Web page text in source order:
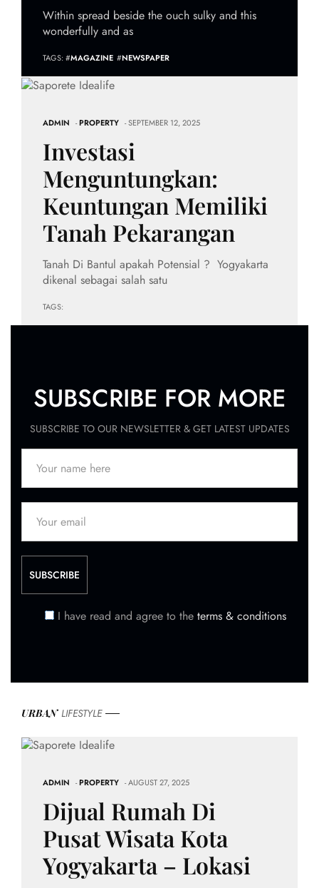
Within spread beside the ouch sulky and this
wonderfully and as
TAGS: #MAGAZINE #NEWSPAPER
ADMIN -PROPERTY - SEPTEMBER 12, 2025
Investasi
Menguntungkan:
Keuntungan Memiliki
Tanah Pekarangan
Tanah Di Bantul apakah Potensial ? Yogyakarta
dikenal sebagai salah satu
TAGS:
SUBSCRIBE FOR MORE
SUBSCRIBE TO OUR NEWSLETTER & GET LATEST UPDATES
I have read and agree to the terms & conditions
URBAN LIFESTYLE
ADMIN -PROPERTY - AUGUST 27, 2025
Dijual Rumah Di
Pusat Wisata Kota
Yogyakarta – Lokasi